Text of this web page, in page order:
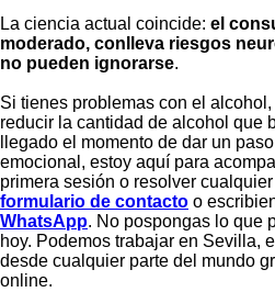
La ciencia actual coincide: el
moderado, conlleva riesgos
no pueden ignorarse.
Si tienes problemas con el
reducir la cantidad de alcohol que
llegado el momento de dar un
emocional, estoy aquí para
primera sesión o resolver
formulario de contacto o
WhatsApp. No pospongas lo que
hoy. Podemos trabajar en Sevilla,
desde cualquier parte del mundo
online.